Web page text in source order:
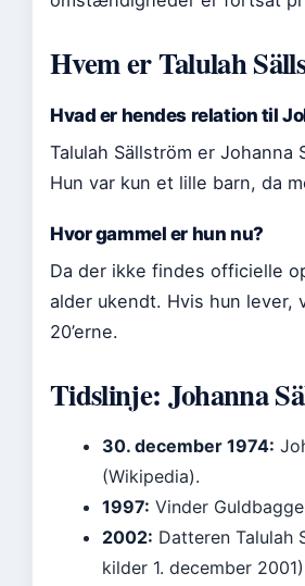
Hvem er Talulah
Hvad er hendes relation til
Talulah Sällström er
Hun var kun et lille barn, da
Hvor gammel er hun nu?
Da der ikke findes officielle
alder ukendt. Hvis hun
20’erne.
Tidslinje: Johanna
30. december 1974:
(Wikipedia).
1997: Vinder
2002: Datteren
kilder 1. december